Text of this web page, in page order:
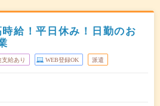
給！平日休み！日勤のお
給あり WEB登録OK 派遣